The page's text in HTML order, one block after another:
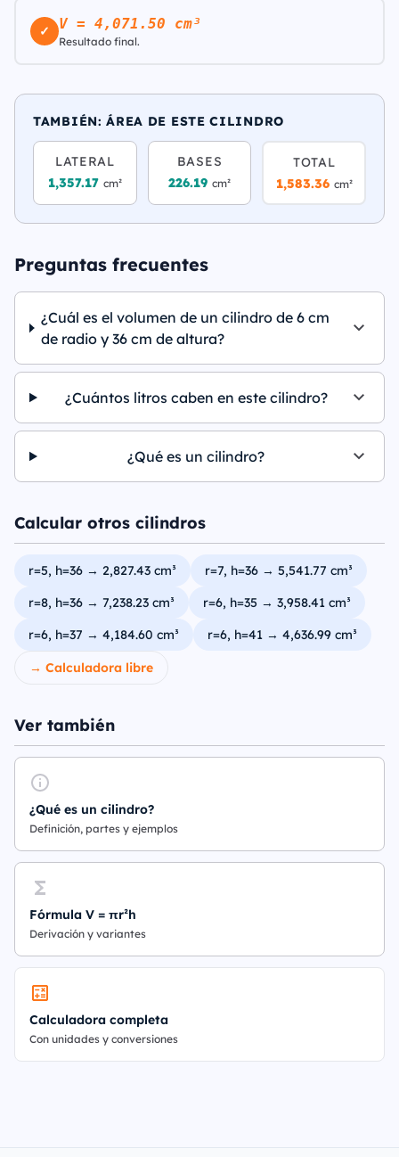
✓ V = 4,071.50 cm³
Resultado final.
TAMBIÉN: ÁREA DE ESTE CILINDRO
LATERAL
1,357.17 cm²
BASES
226.19 cm²
TOTAL
1,583.36 cm²
Preguntas frecuentes
¿Cuál es el volumen de un cilindro de 6 cm
de radio y 36 cm de altura?
¿Cuántos litros caben en este cilindro?
¿Qué es un cilindro?
Calcular otros cilindros
r=5, h=36 → 2,827.43 cm³
r=7, h=36 → 5,541.77 cm³
r=8, h=36 → 7,238.23 cm³
r=6, h=35 → 3,958.41 cm³
r=6, h=37 → 4,184.60 cm³
r=6, h=41 → 4,636.99 cm³
→ Calculadora libre
Ver también
¿Qué es un cilindro?
Definición, partes y ejemplos
Fórmula V = πr²h
Derivación y variantes
Calculadora completa
Con unidades y conversiones